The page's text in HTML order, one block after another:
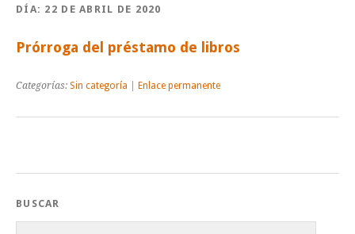
DÍA: 22 DE ABRIL DE 2020
Prórroga del préstamo de libros
Categorías: Sin categoría Enlace permanente
BUSCAR